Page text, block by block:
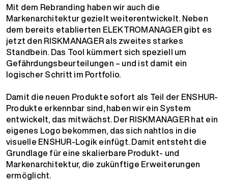
Mit dem Rebranding haben wir auch die
Markenarchitektur gezielt weiterentwickelt. Neben
dem bereits etablierten ELEKTROMANAGER gibt es
jetzt den RISKMANAGER als zweites starkes
Standbein. Das Tool kümmert sich speziell um
Gefährdungsbeurteilungen – und ist damit ein
logischer Schritt im Portfolio.
Damit die neuen Produkte sofort als Teil der ENSHUR-
Produkte erkennbar sind, haben wir ein System
entwickelt, das mitwächst. Der RISKMANAGER hat ein
eigenes Logo bekommen, das sich nahtlos in die
visuelle ENSHUR-Logik einfügt. Damit entsteht die
Grundlage für eine skalierbare Produkt- und
Markenarchitektur, die zukünftige Erweiterungen
ermöglicht.